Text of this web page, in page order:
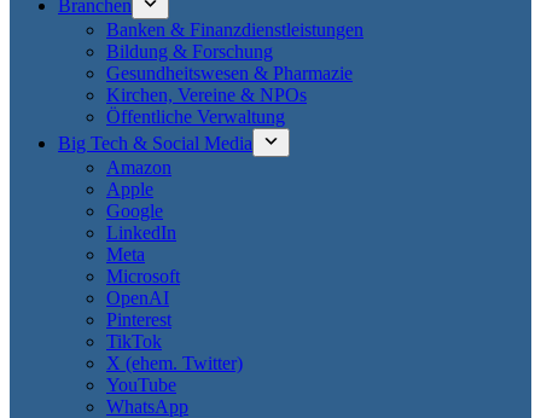
Branchen
Banken & Finanzdienstleistungen
Bildung & Forschung
Gesundheitswesen & Pharmazie
Kirchen, Vereine & NPOs
Öffentliche Verwaltung
Big Tech & Social Media
Amazon
Apple
Google
LinkedIn
Meta
Microsoft
OpenAI
Pinterest
TikTok
X (ehem. Twitter)
YouTube
WhatsApp